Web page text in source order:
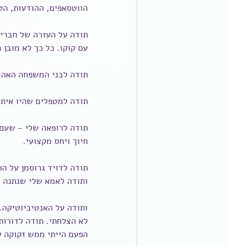
הווטסאפים, ההודעות,
תודה על העזרה של
עם קוקו. כל כך לא מובן
תודה לבני המשפחה
תודה למטפלים שהיו
תודה לרופאה שלי - שעם
חיוך ויחס מקצועי.
תודה לדויד גרוסמן על
ותודה לאמא שלי שנתנה
ותודה על
לא הצלחתי. תודה
הפעם הייתי ממש